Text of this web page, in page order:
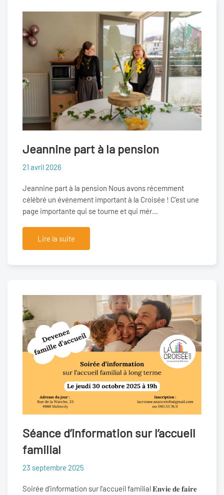
Jeannine part à la pension
21 avril 2026
Jeannine part à la pension Nous avons récemment
célébré un événement important à la Croisée ! C’est une
page importante qui se tourne et qui mér…
Lire la suite
Séance d’information sur l’accueil
familial
23 septembre 2025
Soirée d’information sur l’accueil familial 𝐄𝐧𝐯𝐢𝐞 𝐝𝐞 𝐟𝐚𝐢𝐫𝐞